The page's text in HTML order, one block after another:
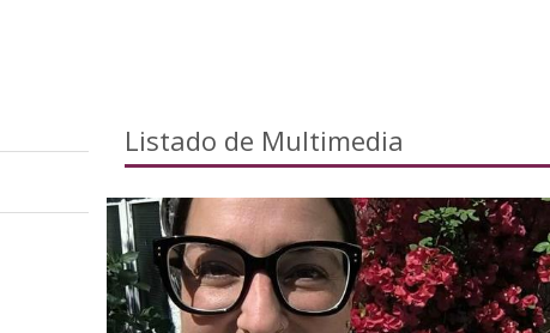
Listado de Multimedia